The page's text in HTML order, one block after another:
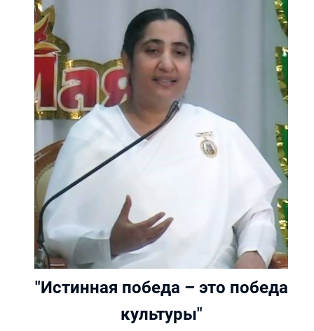
"Истинная победа – это победа
культуры"